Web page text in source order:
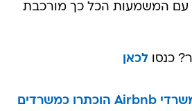
עם המשמעות הכל כך מורכבת
כנסולכאן
עזבו אתכם מגוגל: משרדי Airbnb הוכתרו כמשרדים